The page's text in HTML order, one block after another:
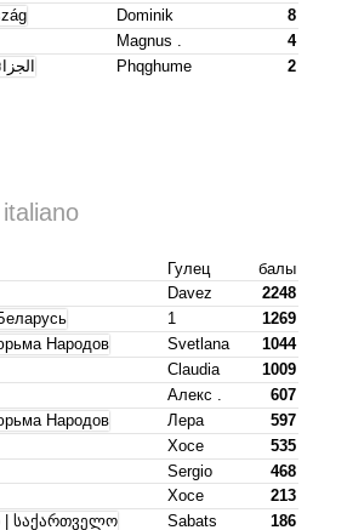
Dominik
8
Magnus .
4
Phqghume 2
italiano
Гулец
балы
Davez
2248
1
1269
Svetlana
1044
Claudia
1009
Алекс .
607
Лера
597
Хосе
535
Sergio
468
Хосе
213
Sabats 186